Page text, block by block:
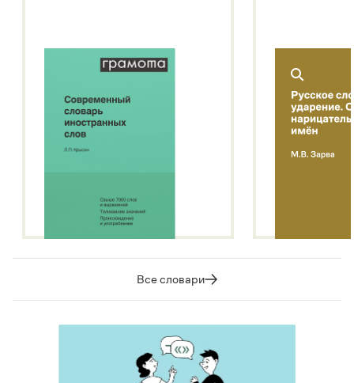
Все словари